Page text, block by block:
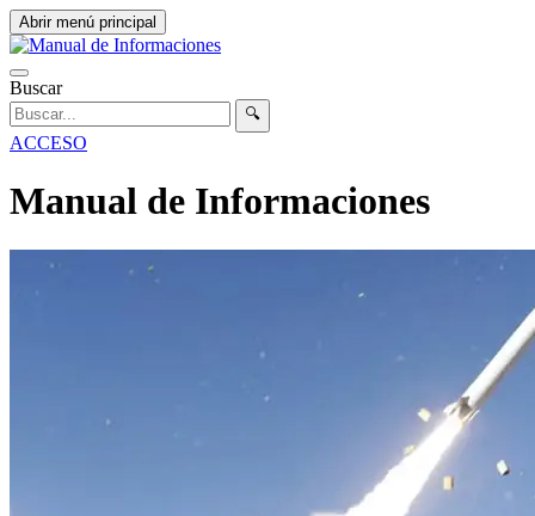
Abrir menú principal
Buscar
🔍
ACCESO
Manual de Informaciones